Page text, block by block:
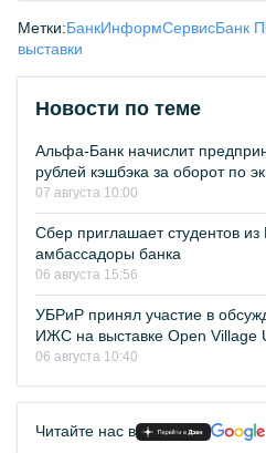
Метки:БанкИнформСервисБанк
выставки
Новости по теме
Альфа-Банк начислит
рублей кэшбэка за оборот по
07 августа 10:00
Сбер приглашает студентов из
амбассадоры банка
06 августа 15:56
УБРиР принял участие в
ИЖС на выставке Open Village
06 августа 10:40
Читайте нас в